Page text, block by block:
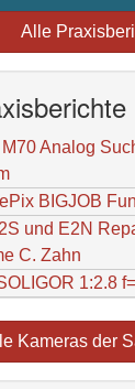
Alle
Analog
BIGJOB
und E2N
C. Zahn
1:2.8
Kameras der